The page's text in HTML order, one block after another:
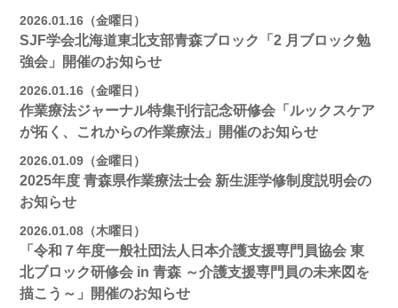
2026.01.16（金曜日）
SJF学会北海道東北支部⻘森ブロック「2 月ブロック勉
強会」開催のお知らせ
2026.01.16（金曜日）
作業療法ジャーナル特集刊行記念研修会「ルックスケア
が拓く、これからの作業療法」開催のお知らせ
2026.01.09（金曜日）
2025年度 青森県作業療法士会 新生涯学修制度説明会の
お知らせ
2026.01.08（木曜日）
「令和７年度一般社団法人日本介護支援専門員協会 東
北ブロック研修会 in 青森 ～介護支援専門員の未来図を
描こう～」開催のお知らせ